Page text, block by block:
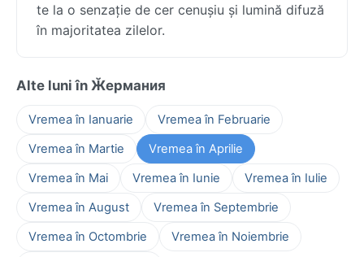
te la o senzație de cer cenușiu și lumină difuză
în majoritatea zilelor.
Alte luni în Ӂермания
Vremea în Ianuarie
Vremea în Februarie
Vremea în Martie
Vremea în Aprilie
Vremea în Mai
Vremea în Iunie
Vremea în Iulie
Vremea în August
Vremea în Septembrie
Vremea în Octombrie
Vremea în Noiembrie